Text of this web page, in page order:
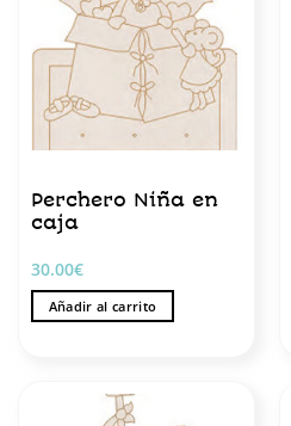
Perchero Niña en
caja
30.00€
Añadir al carrito